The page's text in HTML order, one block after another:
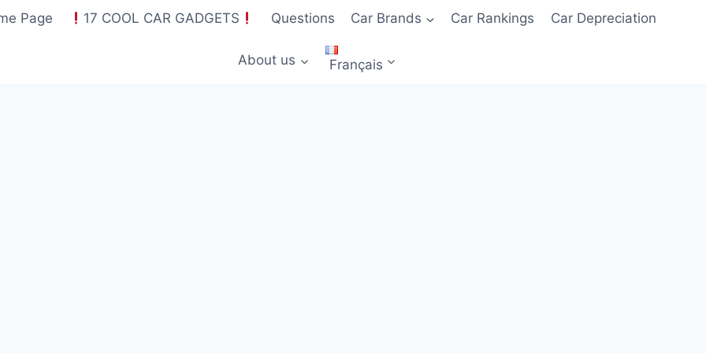
Page 17 COOL CAR GADGETS Questions Car Brands Car Rankings Car Depreciation
About us Français